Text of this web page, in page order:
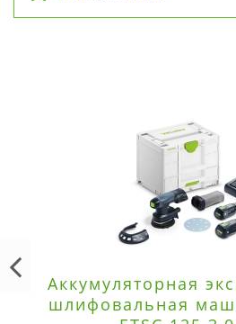
Аккумуляторная
шлифовальная